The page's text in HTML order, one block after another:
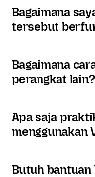
Bagaimana
tersebut
Bagaimana
perangkat lain?
Apa saja
menggunakan
Butuh bantuan